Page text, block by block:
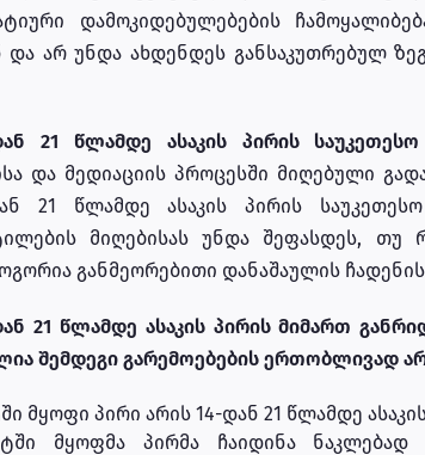
დამოკიდებულებების
და არ უნდა ახდენდეს განსაკუთრებულ
21 წლამდე ასაკის პირის საუკეთესო
და მედიაციის პროცესში მიღებული
21 წლამდე ასაკის პირის
მიღებისას უნდა შეფასდეს, თუ
განმეორებითი დანაშაულის ჩადენის
21 წლამდე ასაკის პირის მიმართ
შემდეგი გარემოებების ერთობლივად
მყოფი პირი არის 14-დან 21 წლამდე
მყოფმა პირმა ჩაიდინა ნაკლებად